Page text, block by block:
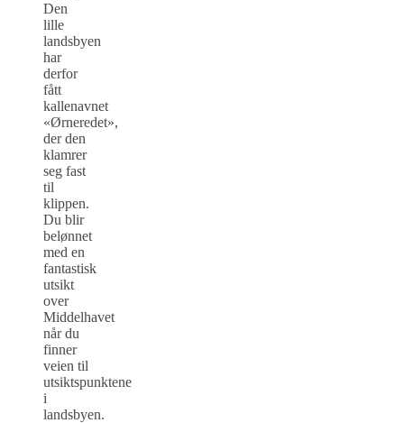
Den
lille
landsbyen
har
derfor
fått
kallenavnet
«Ørneredet»,
der den
klamrer
seg fast
til
klippen.
Du blir
belønnet
med en
fantastisk
utsikt
over
Middelhavet
når du
finner
veien til
utsiktspunktene
i
landsbyen.